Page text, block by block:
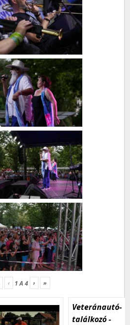
‹ 1A 4 › »
Veteránautó-
találkozó -